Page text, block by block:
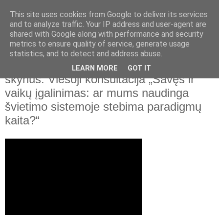
2021 m. gruodžio 10 d., penktadienis
Sutrikusios raidos vaikų konsultavimo
skyrius. Viešoji konsultacija „Savęs ir
vaikų įgalinimas: ar mums naudinga
švietimo sistemoje stebima paradigmų
kaita?“
This site uses cookies from Google to deliver its services
and to analyze traffic. Your IP address and user-agent are
shared with Google along with performance and security
metrics to ensure quality of service, generate usage
statistics, and to detect and address abuse.
LEARN MORE GOT IT